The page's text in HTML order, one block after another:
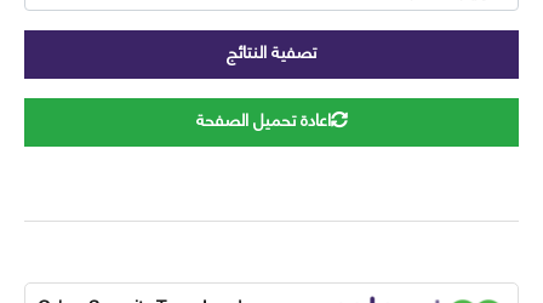
تصفية النتائج
اعادة تحميل الصفحة